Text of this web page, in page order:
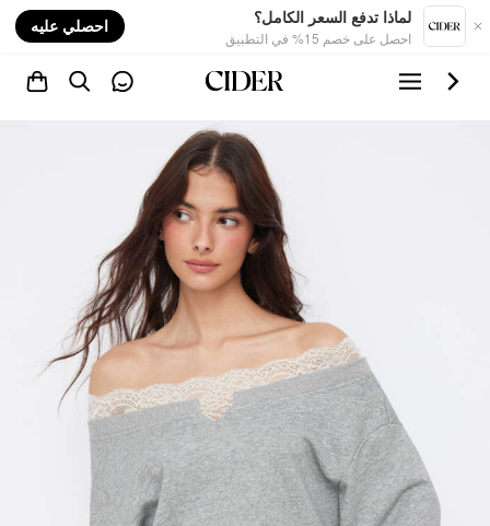
لماذا تدفع السعر الكامل؟
احصل على خصم 15% في التطبيق
احصلي عليه